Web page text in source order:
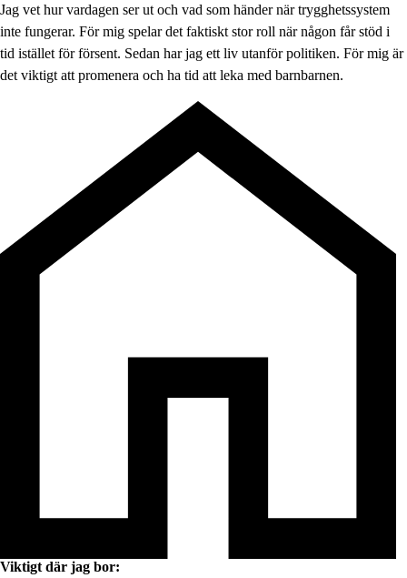
Jag vet hur vardagen ser ut och vad som händer när trygghetssystem
inte fungerar. För mig spelar det faktiskt stor roll när någon får stöd i
tid istället för försent. Sedan har jag ett liv utanför politiken. För mig är
det viktigt att promenera och ha tid att leka med barnbarnen.
Viktigt där jag bor: